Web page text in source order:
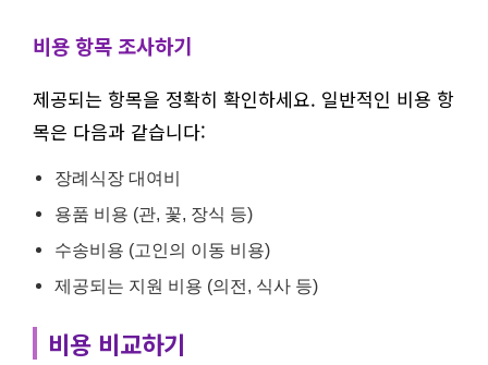
비용 항목 조사하기
제공되는 항목을 정확히 확인하세요. 일반적인 비용 항
목은 다음과 같습니다:
장례식장 대여비
용품 비용 (관, 꽃, 장식 등)
수송비용 (고인의 이동 비용)
제공되는 지원 비용 (의전, 식사 등)
비용 비교하기